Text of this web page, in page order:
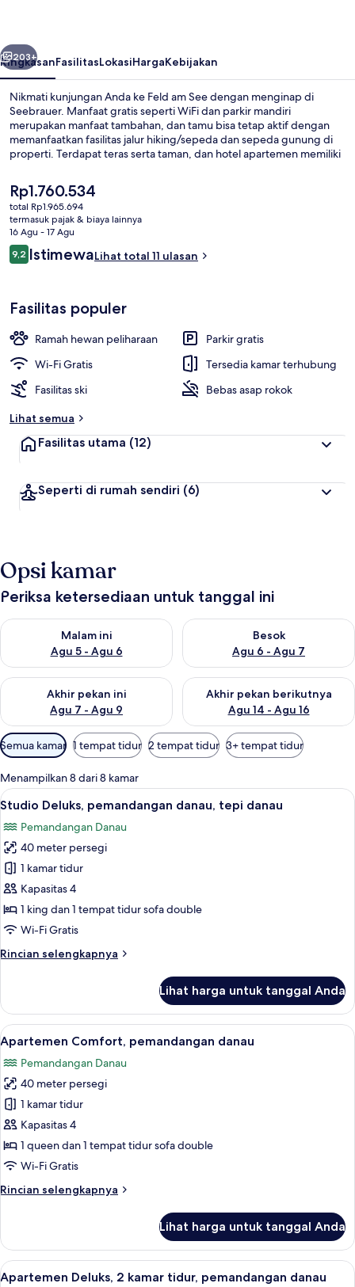
Berikutnya
203+
RingkasanFasilitasLokasiHargaKebijakan
Nikmati kunjungan Anda ke Feld am See dengan menginap di
Seebrauer. Manfaat gratis seperti WiFi dan parkir mandiri
merupakan manfaat tambahan, dan tamu bisa tetap aktif dengan
memanfaatkan fasilitas jalur hiking/sepeda dan sepeda gunung di
properti. Terdapat teras serta taman, dan hotel apartemen memiliki
Harga
saat
ini
Rp1.760.534
Rp1.760.534
total Rp1.965.694
termasuk pajak & biaya lainnya
16 Agu - 17 Agu
Ulasan
9,29,2 dari 10
IstimewaLihat total 11 ulasan
Fasilitas populer
Ramah hewan peliharaan
Parkir gratis
Wi-Fi Gratis
Tersedia kamar terhubung
Fasilitas ski
Bebas asap rokok
Lihat semua
Fasilitas utama (12)
Seperti di rumah sendiri (6)
Opsi kamar
Periksa ketersediaan untuk tanggal ini
Malam ini
Agu 5 - Agu 6
Periksa ketersediaan untuk malam ini Agu 5 - Agu 6
Besok
Agu 6 - Agu 7
Periksa ketersediaan untuk
Akhir pekan ini
Agu 7 - Agu 9
Periksa ketersediaan untuk akhir pekan ini Agu 7 - Agu 9
Akhir pekan berikutnya
Agu 14 - Agu 16
Periksa ketersediaan untuk
Filter
tersedia
untuk
kamar
Semua kamar 1 tempat tidur 2 tempat tidur 3+ tempat tidur
Menampilkan 8 dari 8 kamar
Lihat
semua
foto
untuk
Studio
Deluks,
pemandangan
danau,
danau
Studio Deluks, pemandangan
16
Studio Deluks, pemandangan danau, tepi danau
Pemandangan Danau
40 meter persegi
1 kamar tidur
Kapasitas 4
1 king dan 1 tempat tidur sofa double
Wi-Fi Gratis
Rincian selengkapnya
Rincian
Studio
Deluks,
pemandangan
danau,
tepi
danau
Lihat harga untuk tanggal Anda
Lihat
semua
foto
untuk
Apartemen
Comfort,
pemandangan
danau
Apartemen Comfort, pemandangan
20
Apartemen Comfort, pemandangan danau
Pemandangan Danau
40 meter persegi
1 kamar tidur
Kapasitas 4
1 queen dan 1 tempat tidur sofa double
Wi-Fi Gratis
Rincian selengkapnya
Rincian
Apartemen
Comfort,
pemandangan
Lihat harga untuk tanggal Anda
Lihat
Smart TV, Netflix, dan layanan
21
Apartemen Deluks, 2 kamar tidur, pemandangan danau